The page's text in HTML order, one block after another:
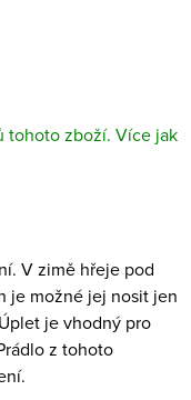
tohoto zboží. Více jak
V zimě hřeje pod
je možné jej nosit jen
je vhodný pro
z tohoto